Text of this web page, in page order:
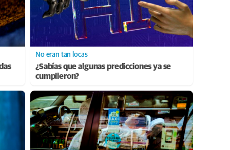
No eran tan locas
¿Sabías que algunas predicciones ya se
cumplieron?